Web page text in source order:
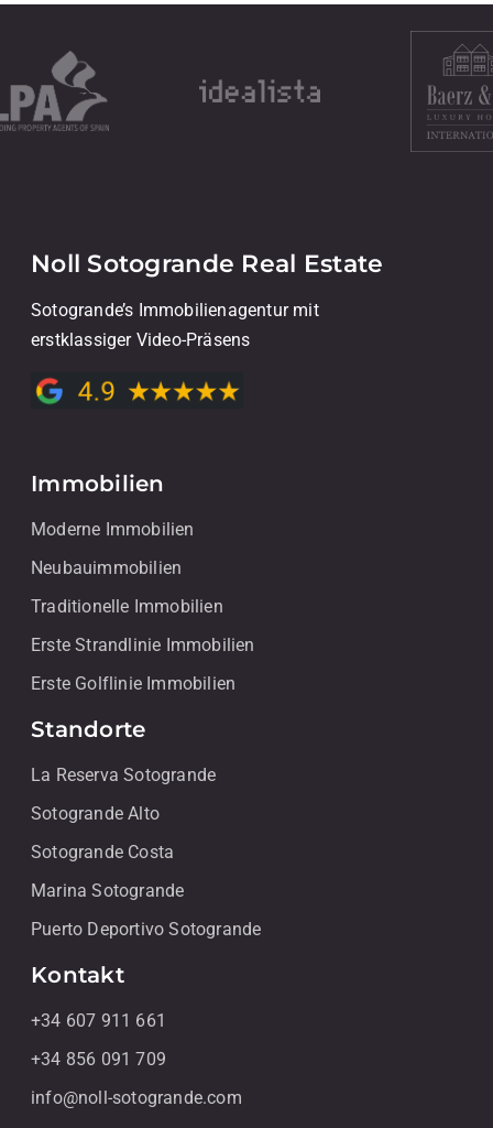
Noll Sotogrande Real Estate
Sotogrande’s Immobilienagentur mit
erstklassiger Video-Präsens
Immobilien
Moderne Immobilien
Neubauimmobilien
Traditionelle Immobilien
Erste Strandlinie Immobilien
Erste Golflinie Immobilien
Standorte
La Reserva Sotogrande
Sotogrande Alto
Sotogrande Costa
Marina Sotogrande
Puerto Deportivo Sotogrande
Kontakt
+34 607 911 661
+34 856 091 709
info@noll-sotogrande.com